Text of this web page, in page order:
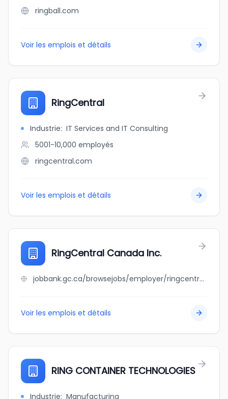
ringball.com
Voir les emplois et détails
RingCentral
Industrie: IT Services and IT Consulting
5001-10,000 employés
ringcentral.com
Voir les emplois et détails
RingCentral Canada Inc.
jobbank.gc.ca/browsejobs/employer/ringcentral+canada+inc./ca
Voir les emplois et détails
RING CONTAINER TECHNOLOGIES
Industrie: Manufacturing